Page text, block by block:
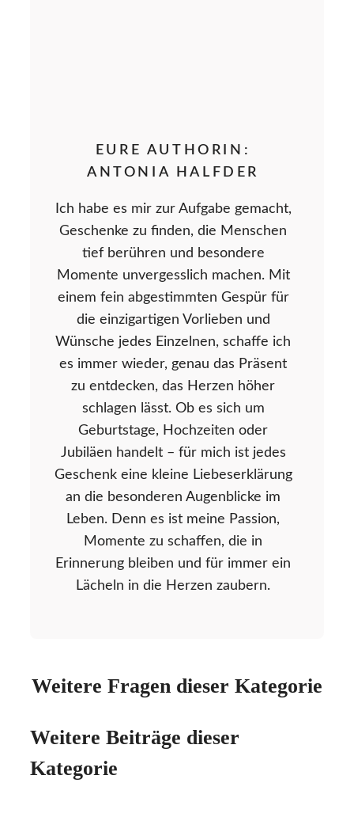
EURE AUTHORIN:
ANTONIA HALFDER
Ich habe es mir zur Aufgabe gemacht,
Geschenke zu finden, die Menschen
tief berühren und besondere
Momente unvergesslich machen. Mit
einem fein abgestimmten Gespür für
die einzigartigen Vorlieben und
Wünsche jedes Einzelnen, schaffe ich
es immer wieder, genau das Präsent
zu entdecken, das Herzen höher
schlagen lässt. Ob es sich um
Geburtstage, Hochzeiten oder
Jubiläen handelt – für mich ist jedes
Geschenk eine kleine Liebeserklärung
an die besonderen Augenblicke im
Leben. Denn es ist meine Passion,
Momente zu schaffen, die in
Erinnerung bleiben und für immer ein
Lächeln in die Herzen zaubern.
Weitere Fragen dieser Kategorie
Weitere Beiträge dieser
Kategorie